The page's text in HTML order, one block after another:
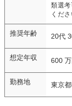
類選
くださ
推奨年齢 20代
想定年収 600
勤務地 東京